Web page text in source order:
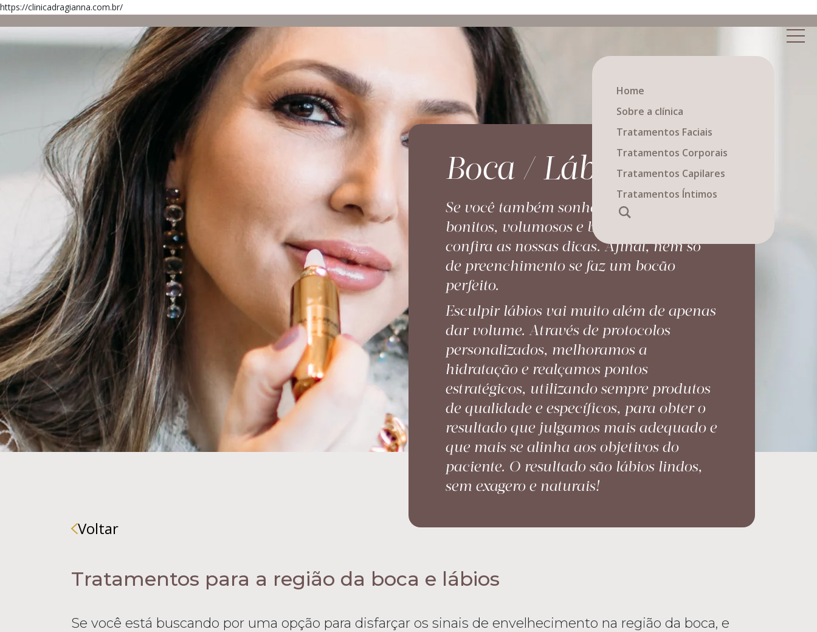
https://clinicadragianna.com.br/
Home
Sobre a clínica
Tratamentos Faciais
Tratamentos Corporais
Tratamentos Capilares
Tratamentos Íntimos
Boca / Lábios
Se você também sonha em ter lábios
bonitos, volumosos e bem contornados,
confira as nossas dicas. Afinal, nem só
de preenchimento se faz um bocão
perfeito.
Esculpir lábios vai muito além de apenas
dar volume. Através de protocolos
personalizados, melhoramos a
hidratação e realçamos pontos
estratégicos, utilizando sempre produtos
de qualidade e específicos, para obter o
resultado que julgamos mais adequado e
que mais se alinha aos objetivos do
paciente. O resultado são lábios lindos,
sem exagero e naturais!
Voltar
Tratamentos para a região da boca e lábios
Se você está buscando por uma opção para disfarçar os sinais de envelhecimento na região da boca, e